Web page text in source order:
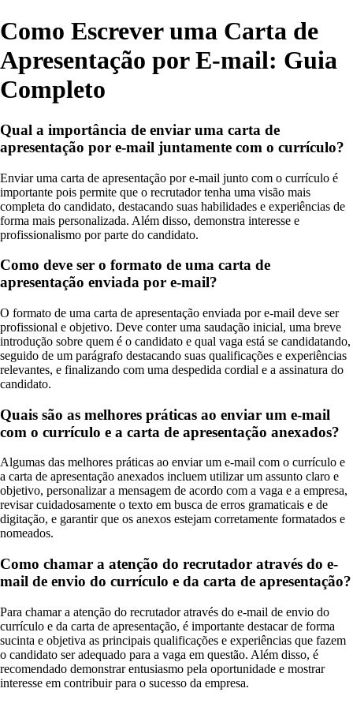
Como Escrever uma Carta de
Apresentação por E-mail: Guia
Completo
Qual a importância de enviar uma carta de
apresentação por e-mail juntamente com o currículo?
Enviar uma carta de apresentação por e-mail junto com o currículo é
importante pois permite que o recrutador tenha uma visão mais
completa do candidato, destacando suas habilidades e experiências de
forma mais personalizada. Além disso, demonstra interesse e
profissionalismo por parte do candidato.
Como deve ser o formato de uma carta de
apresentação enviada por e-mail?
O formato de uma carta de apresentação enviada por e-mail deve ser
profissional e objetivo. Deve conter uma saudação inicial, uma breve
introdução sobre quem é o candidato e qual vaga está se candidatando,
seguido de um parágrafo destacando suas qualificações e experiências
relevantes, e finalizando com uma despedida cordial e a assinatura do
candidato.
Quais são as melhores práticas ao enviar um e-mail
com o currículo e a carta de apresentação anexados?
Algumas das melhores práticas ao enviar um e-mail com o currículo e
a carta de apresentação anexados incluem utilizar um assunto claro e
objetivo, personalizar a mensagem de acordo com a vaga e a empresa,
revisar cuidadosamente o texto em busca de erros gramaticais e de
digitação, e garantir que os anexos estejam corretamente formatados e
nomeados.
Como chamar a atenção do recrutador através do e-
mail de envio do currículo e da carta de apresentação?
Para chamar a atenção do recrutador através do e-mail de envio do
currículo e da carta de apresentação, é importante destacar de forma
sucinta e objetiva as principais qualificações e experiências que fazem
o candidato ser adequado para a vaga em questão. Além disso, é
recomendado demonstrar entusiasmo pela oportunidade e mostrar
interesse em contribuir para o sucesso da empresa.